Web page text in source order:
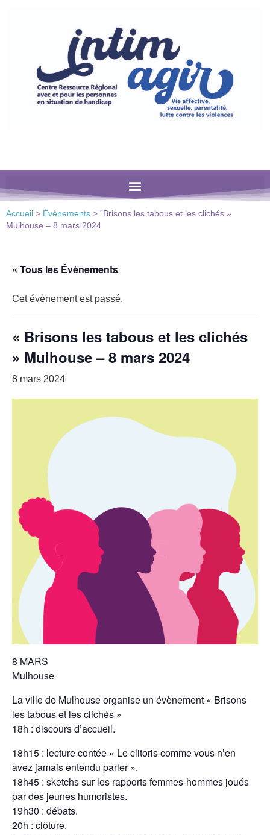
comprend
Accueil > Évènements > “Brisons les tabous et les clichés »
Mulhouse – 8 mars 2024
« Tous les Évènements
Cet évènement est passé.
« Brisons les tabous et les clichés
» Mulhouse – 8 mars 2024
8 mars 2024
8 MARS
Mulhouse
La ville de Mulhouse organise un évènement « Brisons
les tabous et les clichés »
18h : discours d’accueil.
18h15 : lecture contée « Le clitoris comme vous n’en
avez jamais entendu parler ».
18h45 : sketchs sur les rapports femmes-hommes joués
par des jeunes humoristes.
19h30 : débats.
20h : clôture.